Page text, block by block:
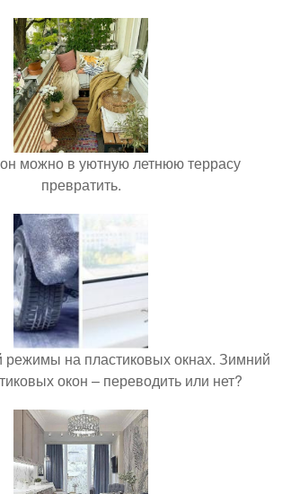
можно в уютную летнюю террасу
превратить.
режимы на пластиковых окнах. Зимний
окон – переводить или нет?